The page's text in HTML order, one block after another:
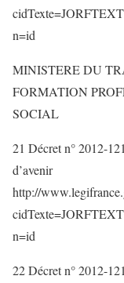
n=id
MINISTERE DU
FORMATION
SOCIAL
21 Décret n° 2012-
d’avenir
http://
n=id
22 Décret n° 2012-